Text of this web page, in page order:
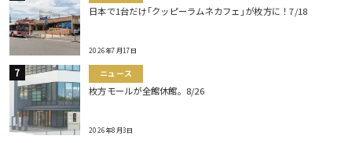
日本で1台だけ｢クッピーラムネカフェ｣が枚方に！7/18
2026年7月17日
ニュース
枚方モールが全館休館。8/26
2026年8月3日